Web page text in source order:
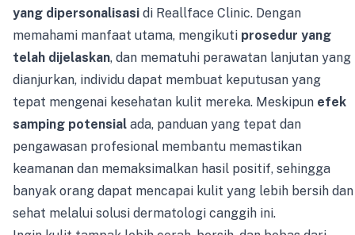
yang dipersonalisasi di Reallface Clinic. Dengan
memahami manfaat utama, mengikuti prosedur yang
telah dijelaskan, dan mematuhi perawatan lanjutan yang
dianjurkan, individu dapat membuat keputusan yang
tepat mengenai kesehatan kulit mereka. Meskipun efek
samping potensial ada, panduan yang tepat dan
pengawasan profesional membantu memastikan
keamanan dan memaksimalkan hasil positif, sehingga
banyak orang dapat mencapai kulit yang lebih bersih dan
sehat melalui solusi dermatologi canggih ini.